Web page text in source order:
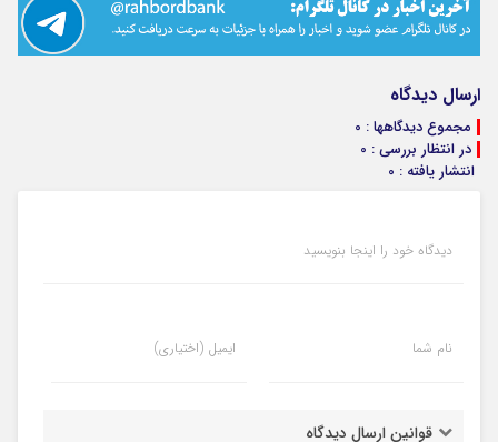
ارسال دیدگاه
مجموع دیدگاهها : 0
در انتظار بررسی : 0
انتشار یافته : 0
دیدگاه خود را اینجا بنویسید
نام شما ایمیل (اختیاری)
قوانین ارسال دیدگاه